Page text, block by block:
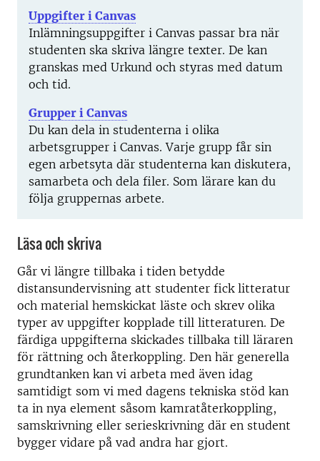
Uppgifter i Canvas
Inlämningsuppgifter i Canvas passar bra när
studenten ska skriva längre texter. De kan
granskas med Urkund och styras med datum
och tid.
Grupper i Canvas
Du kan dela in studenterna i olika
arbetsgrupper i Canvas. Varje grupp får sin
egen arbetsyta där studenterna kan diskutera,
samarbeta och dela filer. Som lärare kan du
följa gruppernas arbete.
Läsa och skriva
Går vi längre tillbaka i tiden betydde
distansundervisning att studenter fick litteratur
och material hemskickat läste och skrev olika
typer av uppgifter kopplade till litteraturen. De
färdiga uppgifterna skickades tillbaka till läraren
för rättning och återkoppling. Den här generella
grundtanken kan vi arbeta med även idag
samtidigt som vi med dagens tekniska stöd kan
ta in nya element såsom kamratåterkoppling,
samskrivning eller serieskrivning där en student
bygger vidare på vad andra har gjort.